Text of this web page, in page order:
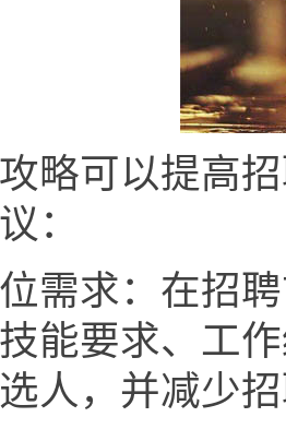
略可以提高
：
需求：在招
能要求、工
人，并减少